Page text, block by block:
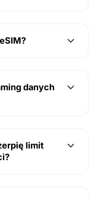
danych
limit